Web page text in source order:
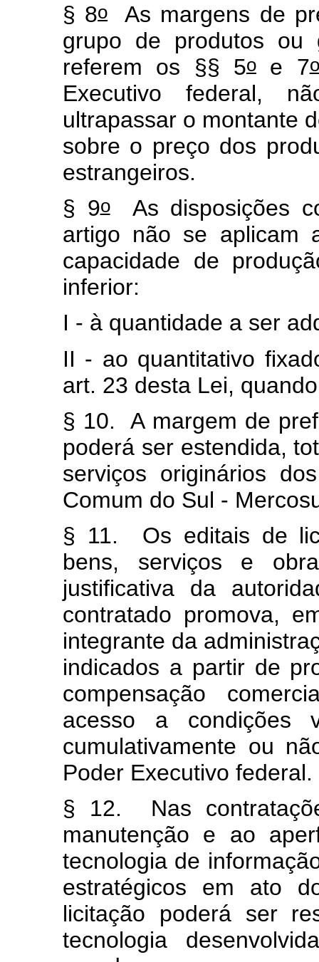
§ 8oAs margens de
grupo de produtos
referem os §§ 5o e 7o
Executivo federal,
ultrapassar o montante
sobre o preço dos
estrangeiros.
§ 9oAs disposições
artigo não se aplicam
capacidade de
inferior:
I - à quantidade a ser
II - ao quantitativo
art. 23 desta Lei,
§ 10. A margem de
poderá ser estendida,
serviços originários
Comum do Sul -
§ 11. Os editais de
bens, serviços e
justificativa da
contratado promova,
integrante da
indicados a partir de
compensação
acesso a condições
cumulativamente ou
Poder Executivo federal.
§ 12. Nas
manutenção e ao
tecnologia de
estratégicos em ato
licitação poderá ser
tecnologia